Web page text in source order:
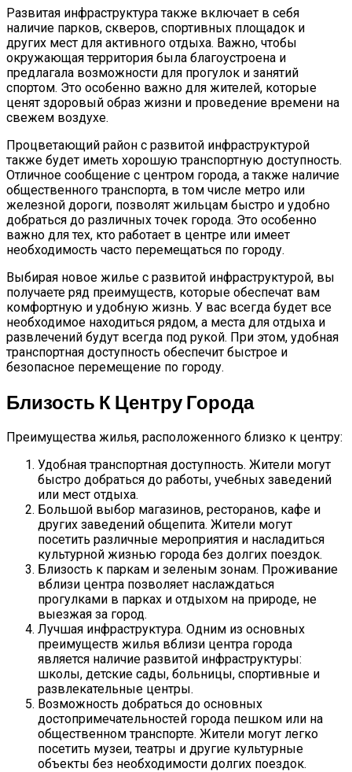
Развитая инфраструктура также включает в себя
наличие парков, скверов, спортивных площадок и
других мест для активного отдыха. Важно, чтобы
окружающая территория была благоустроена и
предлагала возможности для прогулок и занятий
спортом. Это особенно важно для жителей, которые
ценят здоровый образ жизни и проведение времени на
свежем воздухе.
Процветающий район с развитой инфраструктурой
также будет иметь хорошую транспортную доступность.
Отличное сообщение с центром города, а также наличие
общественного транспорта, в том числе метро или
железной дороги, позволят жильцам быстро и удобно
добраться до различных точек города. Это особенно
важно для тех, кто работает в центре или имеет
необходимость часто перемещаться по городу.
Выбирая новое жилье с развитой инфраструктурой, вы
получаете ряд преимуществ, которые обеспечат вам
комфортную и удобную жизнь. У вас всегда будет все
необходимое находиться рядом, а места для отдыха и
развлечений будут всегда под рукой. При этом, удобная
транспортная доступность обеспечит быстрое и
безопасное перемещение по городу.
Близость К Центру Города
Преимущества жилья, расположенного близко к центру:
Удобная транспортная доступность. Жители могут
быстро добраться до работы, учебных заведений
или мест отдыха.
Большой выбор магазинов, ресторанов, кафе и
других заведений общепита. Жители могут
посетить различные мероприятия и насладиться
культурной жизнью города без долгих поездок.
Близость к паркам и зеленым зонам. Проживание
вблизи центра позволяет наслаждаться
прогулками в парках и отдыхом на природе, не
выезжая за город.
Лучшая инфраструктура. Одним из основных
преимуществ жилья вблизи центра города
является наличие развитой инфраструктуры:
школы, детские сады, больницы, спортивные и
развлекательные центры.
Возможность добраться до основных
достопримечательностей города пешком или на
общественном транспорте. Жители могут легко
посетить музеи, театры и другие культурные
объекты без необходимости долгих поездок.